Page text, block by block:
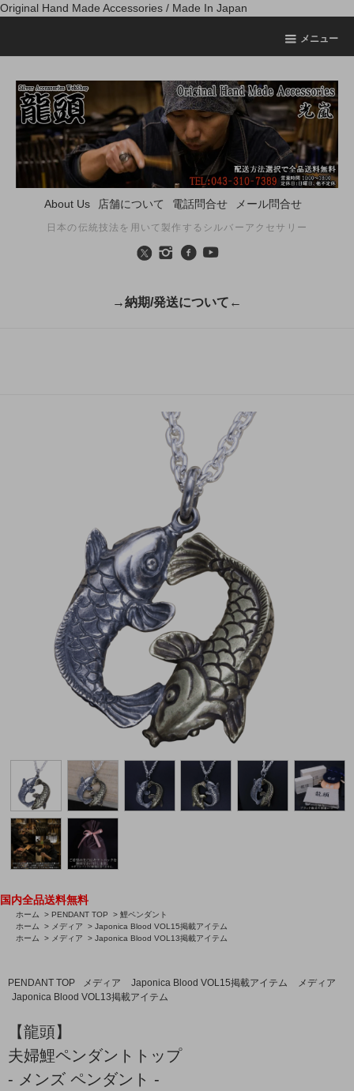
Original Hand Made Accessories / Made In Japan
メニュー
About Us 店舗について 電話問合せ メール問合せ
日本の伝統技法を用いて製作するシルバーアクセサリー
→納期/発送について←
国内全品送料無料
ホーム > PENDANT TOP > 鯉ペンダント
ホーム
> メディア > Japonica Blood VOL15掲載アイテム
ホーム
> メディア > Japonica Blood VOL13掲載アイテム
PENDANT TOP メディア Japonica Blood VOL15掲載アイテム
メディア
Japonica Blood VOL13掲載アイテム
【龍頭】
夫婦鯉ペンダントトップ
- メンズ ペンダント -